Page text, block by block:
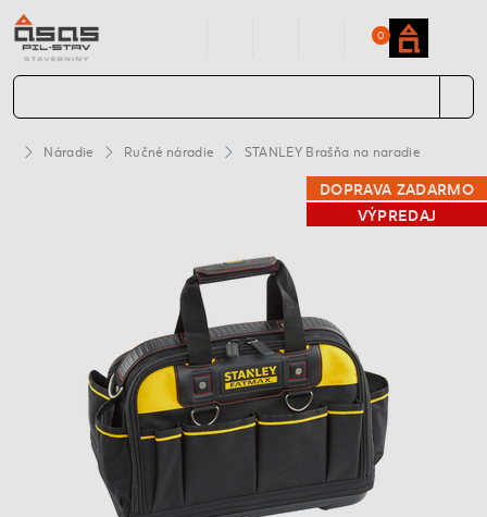
0
Náradie Ručné náradie STANLEY Brašňa na naradie
DOPRAVA ZADARMO
VÝPREDAJ